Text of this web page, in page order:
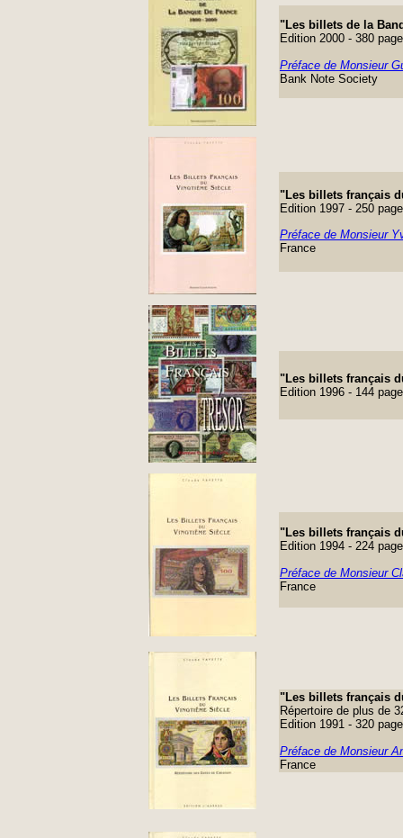
"Les billets de la
Edition 2000 - 380
Préface de Monsieur
Bank Note Society
"Les billets français
Edition 1997 - 250
Préface de Monsieur
France
"Les billets français
Edition 1996 - 144
"Les billets français
Edition 1994 - 224
Préface de Monsieur
France
"Les billets français
Répertoire de plus de
Edition 1991 - 320
Préface de Monsieur
France